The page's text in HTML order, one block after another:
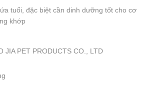
tuổi, đặc biệt cần dinh dưỡng tốt cho cơ
khớp
JIA PET PRODUCTS CO., LTD